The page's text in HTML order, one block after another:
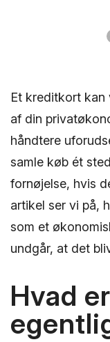
Et kreditkort
af din
håndtere
samle køb ét
fornøjelse, hvis
artikel ser vi på,
som et
undgår, at det
Hvad